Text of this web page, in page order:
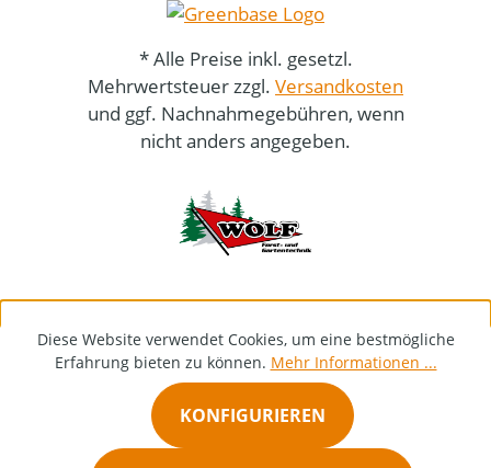
* Alle Preise inkl. gesetzl.
Mehrwertsteuer zzgl. Versandkosten
und ggf. Nachnahmegebühren, wenn
nicht anders angegeben.
Diese Website verwendet Cookies, um eine bestmögliche
Erfahrung bieten zu können. Mehr Informationen ...
KONFIGURIEREN